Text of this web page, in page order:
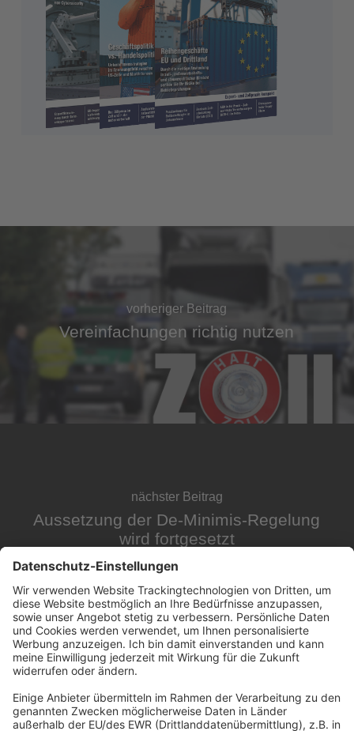
vorheriger Beitrag
Vereinfachungen richtig nutzen
nächster Beitrag
Aussetzung der De-Minimis-Regelung
wird fortgesetzt
Werben bei uns